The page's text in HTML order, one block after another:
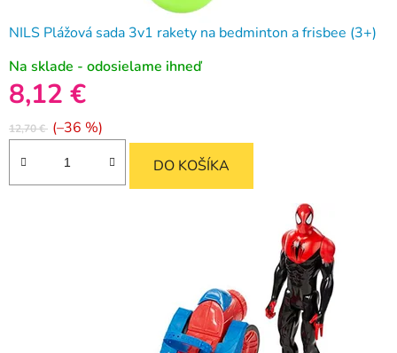
NILS Plážová sada 3v1 rakety na bedminton a frisbee (3+)
Na sklade - odosielame ihneď
8,12 €
12,70 € (–36 %)
DO KOŠÍKA